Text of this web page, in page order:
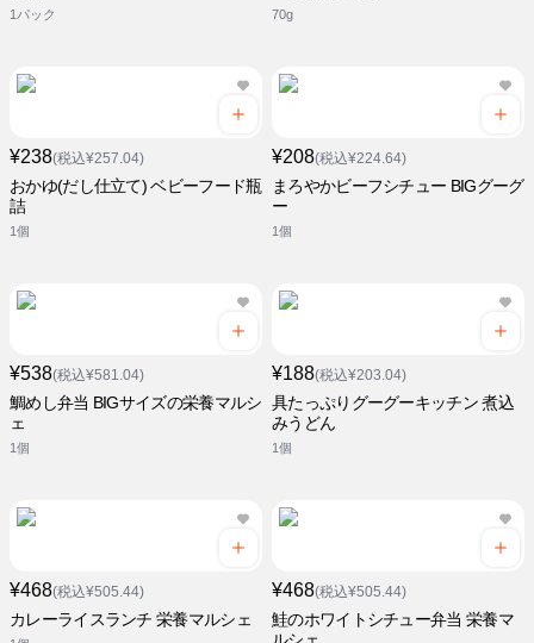
1パック 70g
¥238(税込¥257.04)
おかゆ(だし仕立て) ベビーフード瓶
詰
1個
¥208(税込¥224.64)
まろやかビーフシチュー BIGグーグ
ー
1個
¥538(税込¥581.04)
鯛めし弁当 BIGサイズの栄養マルシ
ェ
1個
¥188(税込¥203.04)
具たっぷりグーグーキッチン 煮込
みうどん
1個
¥468(税込¥505.44)
カレーライスランチ 栄養マルシェ
¥468(税込¥505.44)
鮭のホワイトシチュー弁当 栄養マ